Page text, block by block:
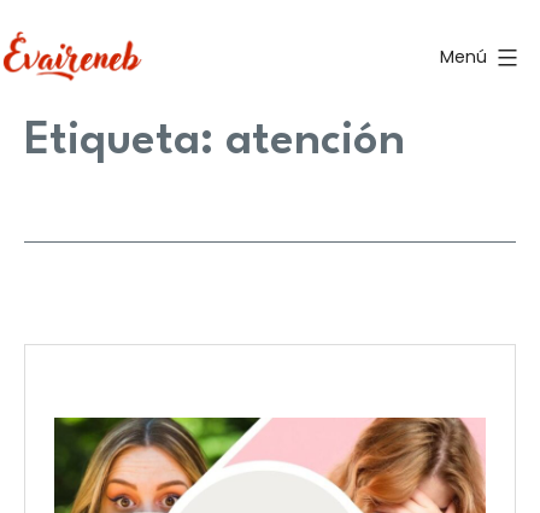
al
contenido
Menú
Etiqueta: atención